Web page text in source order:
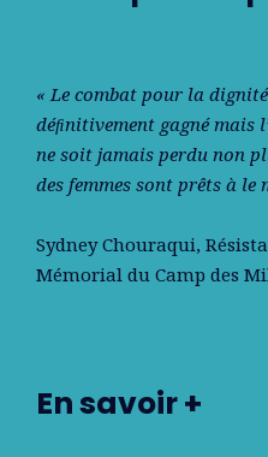
« Le combat pour la
déﬁnitivement gagné mais
ne soit jamais perdu non
des femmes sont prêts à le
Sydney Chouraqui,
Mémorial du Camp des
En savoir +